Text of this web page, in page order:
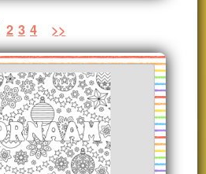
2 3 4 >>